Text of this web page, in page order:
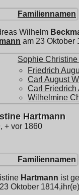
Familiennamen
Wilhelm
am 23 Oktober
Sophie Christine
Friedrich
Carl August
Carl Friedrich
Wilhelmine
Hartmann
+ vor 1860
Familiennamen
Hartmann ist
Oktober